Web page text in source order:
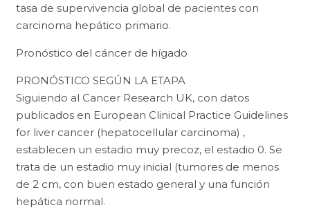
tasa de supervivencia global de pacientes con
carcinoma hepático primario.
Pronóstico del cáncer de hígado
PRONÓSTICO SEGÚN LA ETAPA
Siguiendo al Cancer Research UK, con datos
publicados en European Clinical Practice Guidelines
for liver cancer (hepatocellular carcinoma) ,
establecen un estadio muy precoz, el estadio 0. Se
trata de un estadio muy inicial (tumores de menos
de 2 cm, con buen estado general y una función
hepática normal.